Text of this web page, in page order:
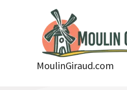
MoulinGiraud.com